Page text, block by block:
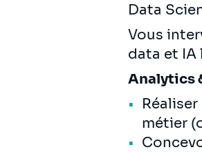
Data
Vous
data et IA
Analytics
métier